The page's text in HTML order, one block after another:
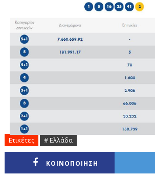
Ετικέτες # Ελλάδα
ΚΟΙΝΟΠΟΙΗΣΗ